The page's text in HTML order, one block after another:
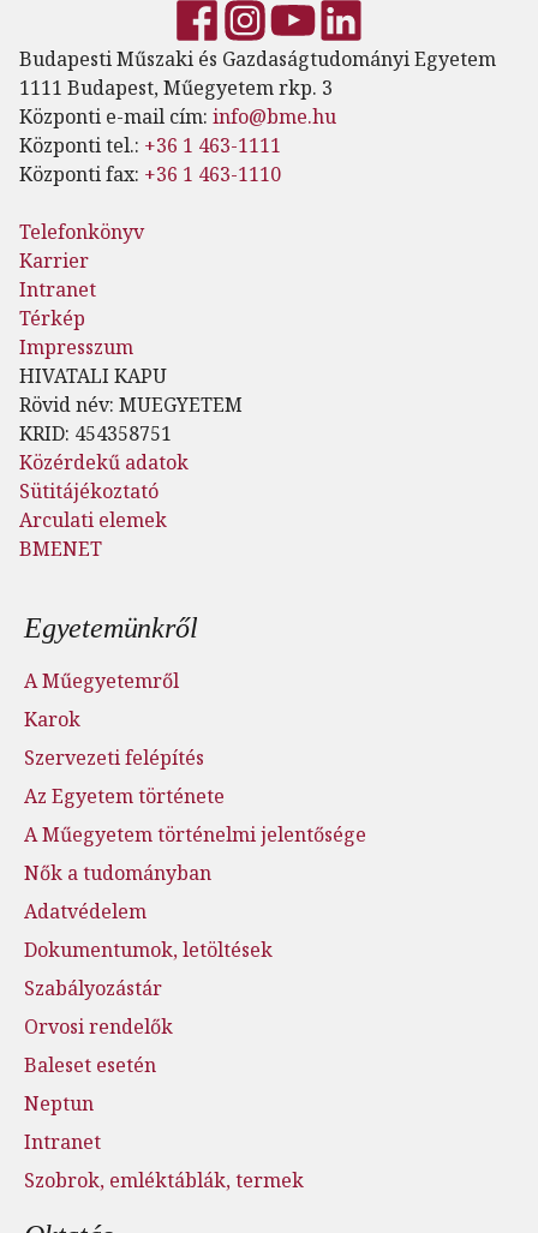
Budapesti Műszaki és Gazdaságtudományi Egyetem
1111 Budapest, Műegyetem rkp. 3
Központi e-mail cím: info@bme.hu
Központi tel.: +36 1 463-1111
Központi fax: +36 1 463-1110
Telefonkönyv
Karrier
Intranet
Térkép
Impresszum
HIVATALI KAPU
Rövid név: MUEGYETEM
KRID: 454358751
Közérdekű adatok
Sütitájékoztató
Arculati elemek
BMENET
Lábléc menü
Egyetemünkről
A Műegyetemről
Karok
Szervezeti felépítés
Az Egyetem története
A Műegyetem történelmi jelentősége
Nők a tudományban
Adatvédelem
Dokumentumok, letöltések
Szabályozástár
Orvosi rendelők
Baleset esetén
Neptun
Intranet
Szobrok, emléktáblák, termek